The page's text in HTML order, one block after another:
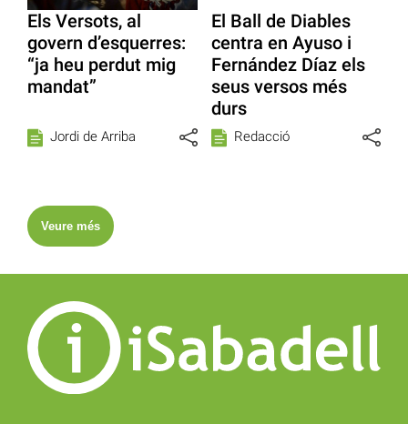
Els Versots, al
govern d’esquerres:
“ja heu perdut mig
mandat”
Jordi de Arriba
El Ball de Diables
centra en Ayuso i
Fernández Díaz els
seus versos més
durs
Redacció
Veure més